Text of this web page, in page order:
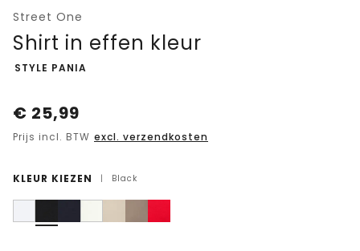
Street One
Shirt in effen kleur
-
STYLE PANIA
€ 25,99
Prijs incl. BTW excl. verzendkosten
KLEUR KIEZEN | Black